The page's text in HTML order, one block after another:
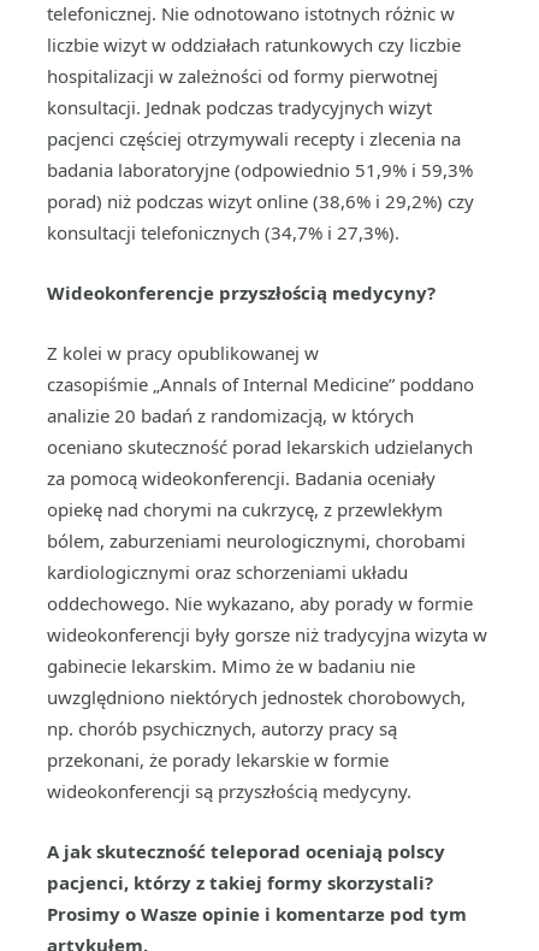
telefonicznej. Nie odnotowano istotnych różnic w
liczbie wizyt w oddziałach ratunkowych czy liczbie
hospitalizacji w zależności od formy pierwotnej
konsultacji. Jednak podczas tradycyjnych wizyt
pacjenci częściej otrzymywali recepty i zlecenia na
badania laboratoryjne (odpowiednio 51,9% i 59,3%
porad) niż podczas wizyt online (38,6% i 29,2%) czy
konsultacji telefonicznych (34,7% i 27,3%).
Wideokonferencje przyszłością medycyny?
Z kolei w pracy opublikowanej w
czasopiśmie „Annals of Internal Medicine” poddano
analizie 20 badań z randomizacją, w których
oceniano skuteczność porad lekarskich udzielanych
za pomocą wideokonferencji. Badania oceniały
opiekę nad chorymi na cukrzycę, z przewlekłym
bólem, zaburzeniami neurologicznymi, chorobami
kardiologicznymi oraz schorzeniami układu
oddechowego. Nie wykazano, aby porady w formie
wideokonferencji były gorsze niż tradycyjna wizyta w
gabinecie lekarskim. Mimo że w badaniu nie
uwzględniono niektórych jednostek chorobowych,
np. chorób psychicznych, autorzy pracy są
przekonani, że porady lekarskie w formie
wideokonferencji są przyszłością medycyny.
A jak skuteczność teleporad oceniają polscy
pacjenci, którzy z takiej formy skorzystali?
Prosimy o Wasze opinie i komentarze pod tym
artykułem.